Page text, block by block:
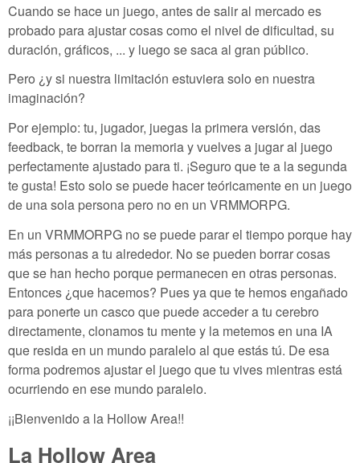
Cuando se hace un juego, antes de salir al mercado es
probado para ajustar cosas como el nivel de dificultad, su
duración, gráficos, ... y luego se saca al gran público.
Pero ¿y si nuestra limitación estuviera solo en nuestra
imaginación?
Por ejemplo: tu, jugador, juegas la primera versión, das
feedback, te borran la memoria y vuelves a jugar al juego
perfectamente ajustado para ti. ¡Seguro que te a la segunda
te gusta! Esto solo se puede hacer teóricamente en un juego
de una sola persona pero no en un VRMMORPG.
En un VRMMORPG no se puede parar el tiempo porque hay
más personas a tu alrededor. No se pueden borrar cosas
que se han hecho porque permanecen en otras personas.
Entonces ¿que hacemos? Pues ya que te hemos engañado
para ponerte un casco que puede acceder a tu cerebro
directamente, clonamos tu mente y la metemos en una IA
que resida en un mundo paralelo al que estás tú. De esa
forma podremos ajustar el juego que tu vives mientras está
ocurriendo en ese mundo paralelo.
¡¡Bienvenido a la Hollow Area!!
La Hollow Area